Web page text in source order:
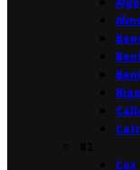
Cox